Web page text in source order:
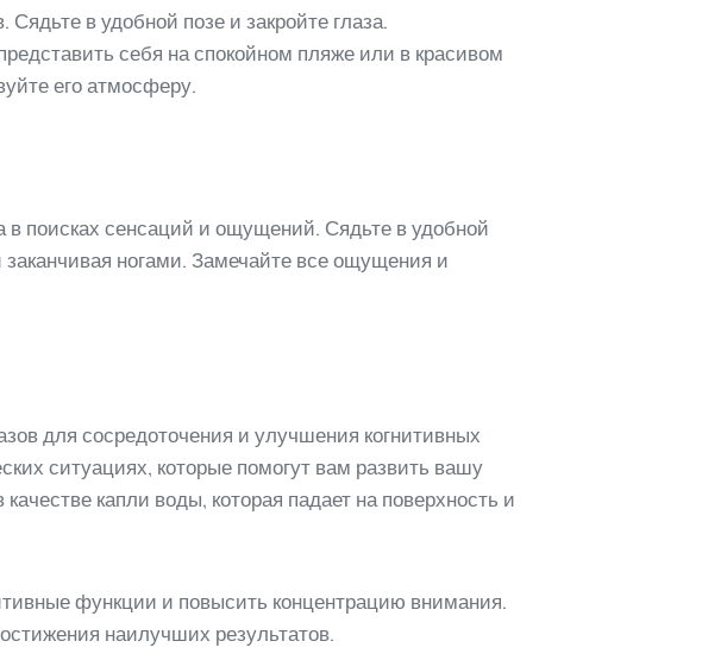
в удобной позе и закройте глаза.
себя на спокойном пляже или в красивом
его атмосферу.
в поисках сенсаций и ощущений. Сядьте в удобной
заканчивая ногами. Замечайте все ощущения и
для сосредоточения и улучшения когнитивных
ситуациях, которые помогут вам развить вашу
капли воды, которая падает на поверхность и
функции и повысить концентрацию внимания.
наилучших результатов.